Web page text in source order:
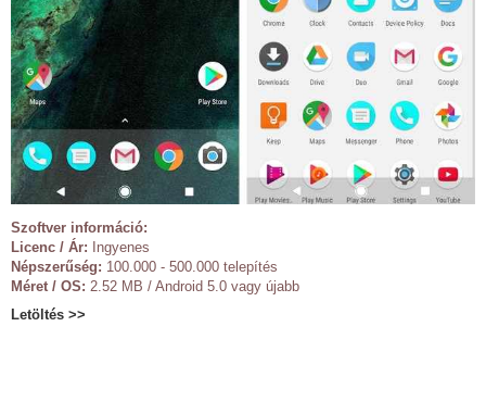
Szoftver információ:
Licenc / Ár: Ingyenes
Népszerűség: 100.000 - 500.000 telepítés
Méret / OS: 2.52 MB / Android 5.0 vagy újabb
Letöltés >>